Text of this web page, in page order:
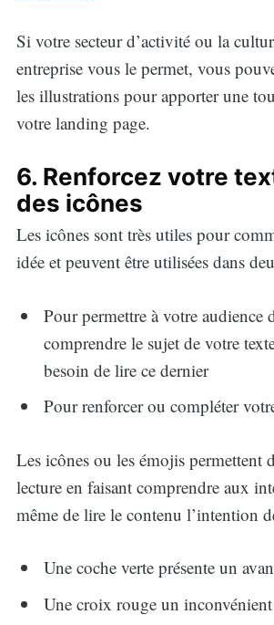
Si votre secteur d’activité ou la
entreprise vous le permet, vous
les illustrations pour apporter une
votre landing page.
6. Renforcez votre
des icônes
Les icônes sont très utiles pour
idée et peuvent être utilisées dans
Pour permettre à votre audience
comprendre le sujet de votre
besoin de lire ce dernier
Pour renforcer ou compléter
Les icônes ou les émojis permettent
lecture en faisant comprendre aux
même de lire le contenu l’intention
Une coche verte présente un
Une croix rouge un inconvénient